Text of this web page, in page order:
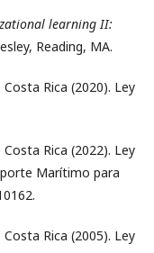
learning II:
Reading, MA.
Rica (2020). Ley
Rica (2022). Ley
Marítimo para
Rica (2005). Ley